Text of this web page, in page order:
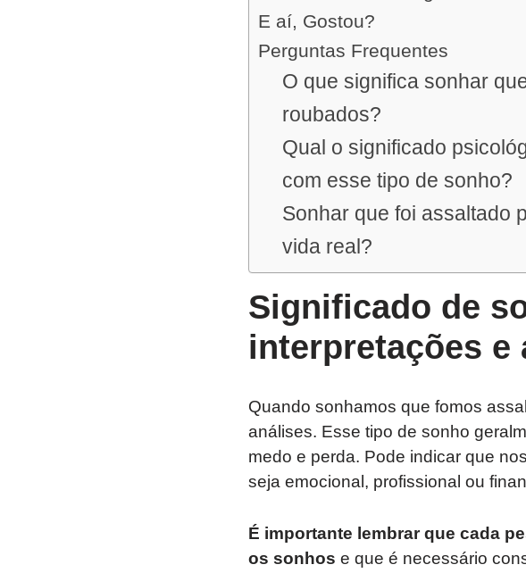
E aí, Gostou?
Perguntas Frequentes
O que significa sonhar
roubados?
Qual o significado
com esse tipo de sonho?
Sonhar que foi assaltado
vida real?
Significado de
interpretações e
Quando sonhamos que fomos
análises. Esse tipo de sonho
medo e perda. Pode indicar que
seja emocional, profissional ou
É importante lembrar que cada
os sonhos e que é necessário